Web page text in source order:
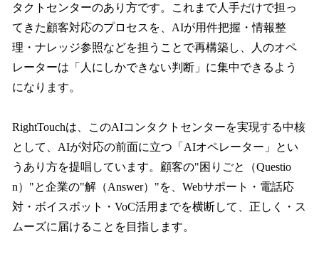
タクトセンターのあり方です。これまで人手だけで担っ
てきた顧客対応のプロセスを、AIが用件把握・情報整
理・ナレッジ参照などを担うことで再構築し、人のオペ
レーターは「人にしかできない判断」に集中できるよう
になります。
RightTouchは、このAIコンタクトセンターを実現する中核
として、AIが対応の前面に立つ「AIオペレーター」とい
うあり方を提唱しています。顧客の"困りごと（Questio
n）"と企業の"解（Answer）"を、Webサポート・電話応
対・ボイスボット・VoC活用までを横断して、正しく・ス
ムーズに届けることを目指します。